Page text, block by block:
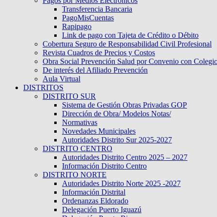
Transferencia Bancaria
PagoMisCuentas
Rapipago
Link de pago con Tajeta de Crédito o Débito
Cobertura Seguro de Responsabilidad Civil Profesional
Revista Cuadros de Precios y Costos
Obra Social Prevención Salud por Convenio con
De interés del Afiliado Prevención
Aula Virtual
DISTRITOS
DISTRITO SUR
Sistema de Gestión Obras Privadas GOP
Dirección de Obra/ Modelos Notas/
Normativas
Novedades Municipales
Autoridades Distrito Sur 2025-2027
DISTRITO CENTRO
Autoridades Distrito Centro 2025 – 2027
Información Distrito Centro
DISTRITO NORTE
Autoridades Distrito Norte 2025 -2027
Información Distrital
Ordenanzas Eldorado
Delegación Puerto Iguazú